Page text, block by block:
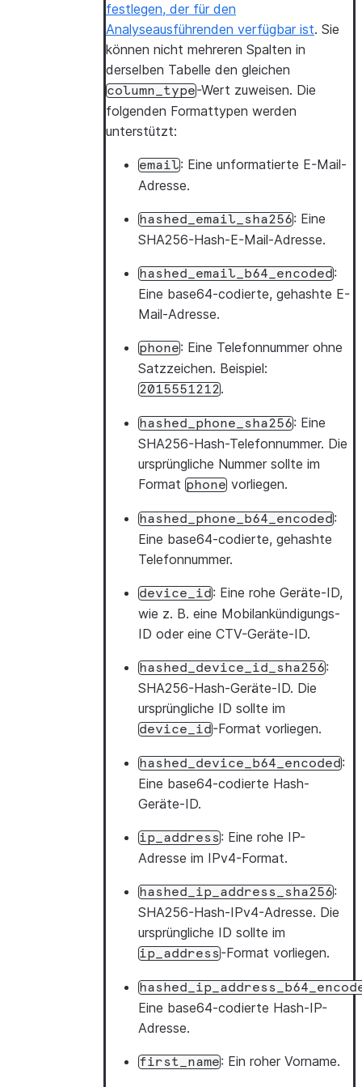
festlegen, der für den
Analyseausführenden verfügbar ist. Sie
können nicht mehreren Spalten in
derselben Tabelle den gleichen
column_type-Wert zuweisen. Die
folgenden Formattypen werden
unterstützt:
email: Eine unformatierte E-Mail-
Adresse.
hashed_email_sha256: Eine
SHA256-Hash-E-Mail-Adresse.
hashed_email_b64_encoded:
Eine base64-codierte, gehashte E-
Mail-Adresse.
phone: Eine Telefonnummer ohne
Satzzeichen. Beispiel:
2015551212.
hashed_phone_sha256: Eine
SHA256-Hash-Telefonnummer. Die
ursprüngliche Nummer sollte im
Format phone vorliegen.
hashed_phone_b64_encoded:
Eine base64-codierte, gehashte
Telefonnummer.
device_id: Eine rohe Geräte-ID,
wie z. B. eine Mobilankündigungs-
ID oder eine CTV-Geräte-ID.
hashed_device_id_sha256:
SHA256-Hash-Geräte-ID. Die
ursprüngliche ID sollte im
device_id-Format vorliegen.
hashed_device_b64_encoded:
Eine base64-codierte Hash-
Geräte-ID.
ip_address: Eine rohe IP-
Adresse im IPv4-Format.
hashed_ip_address_sha256:
SHA256-Hash-IPv4-Adresse. Die
ursprüngliche ID sollte im
ip_address-Format vorliegen.
Eine base64-codierte Hash-IP-
Adresse.
first_name: Ein roher Vorname.